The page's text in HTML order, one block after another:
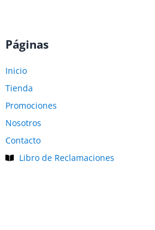
Páginas
Inicio
Tienda
Promociones
Nosotros
Contacto
Libro de Reclamaciones